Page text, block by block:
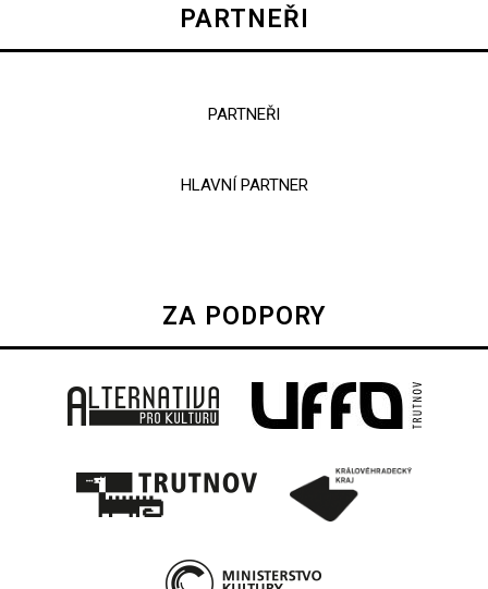
PARTNEŘI
PARTNEŘI
HLAVNÍ PARTNER
ZA PODPORY